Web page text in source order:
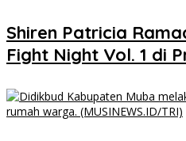
Shiren Patricia
Fight Night Vol. 1 di